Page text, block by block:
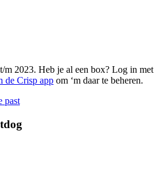
m 2023. Heb je al een box? Log in met
de Crisp app om ‘m daar te beheren.
past